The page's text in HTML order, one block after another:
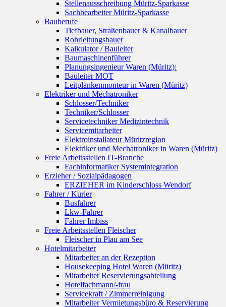
Stellenausschreibung Müritz-Sparkasse
Sachbearbeiter Müritz-Sparkasse
Bauberufe
Tiefbauer, Straßenbauer & Kanalbauer
Rohrleitungsbauer
Kalkulator / Bauleiter
Baumaschinenführer
Planungsingenieur Waren (Müritz):
Bauleiter MOT
Leitplankenmonteur in Waren (Müritz)
Elektriker und Mechatroniker
Schlosser/Techniker
Techniker/Schlosser
Servicetechniker Medizintechnik
Servicemitarbeiter
Elektroinstallateur Müritzregion
Elektriker und Mechatroniker in Waren (Müritz)
Freie Arbeitsstellen IT-Branche
Fachinformatiker Systemintegration
Erzieher / Sozialpädagogen
ERZIEHER im Kinderschloss Wendorf
Fahrer / Kurier
Busfahrer
Lkw-Fahrer
Fahrer Imbiss
Freie Arbeitsstellen Fleischer
Fleischer in Plau am See
Hotelmitarbeiter
Mitarbeiter an der Rezeption
Housekeeping Hotel Waren (Müritz)
Mitarbeiter Reservierungsabteilung
Hotelfachmann/-frau
Servicekraft / Zimmerreinigung
Mitarbeiter Vermietungsbüro & Reservierung